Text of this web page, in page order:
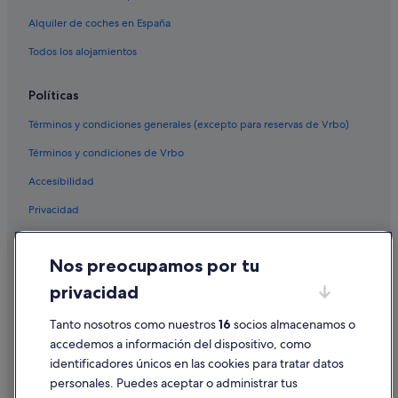
Hoteles cerca de Estadio Santiago Bernabéu
Hoteles baratos en Madrid
Hoteles cerca de Teatro Monumental
Pensiones en Madrid
Alquiler de coches en España
Todos los alojamientos
Políticas
Términos y condiciones generales (excepto para reservas de Vrbo)
Términos y condiciones de Vrbo
Accesibilidad
Privacidad
Condiciones de uso
Información legal/contacto
Pautas sobre el contenido y cómo denunciar contenido
Ayuda
Nos preocupamos por tu
privacidad
Tanto nosotros como nuestros16 socios almacenamos o
accedemos a información del dispositivo, como
identificadores únicos en las cookies para tratar datos
personales. Puedes aceptar o administrar tus